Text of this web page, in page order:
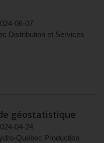
06-07
Distribution et Services
géostatistique
04-24
Québec Production